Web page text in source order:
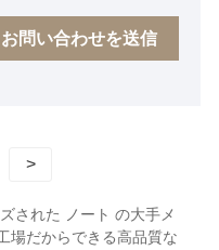
多くの大手ブランド
私たちは、中国にお
お問い合わせを送信
>
された ノート の大手メ
場だからできる高品質な